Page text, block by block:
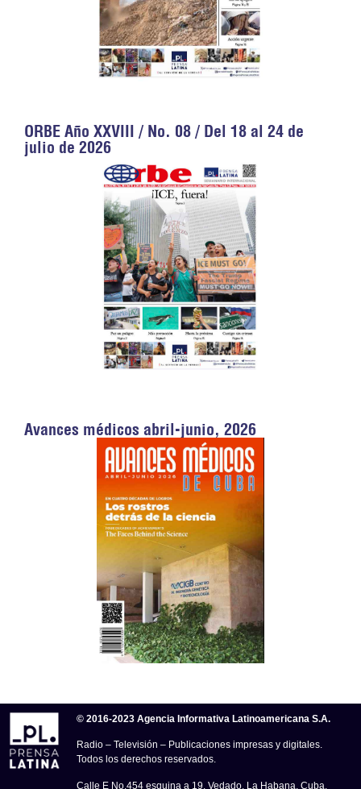
ORBE Año XXVIII / No. 08 / Del 18 al 24 de
julio de 2026
Avances médicos abril-junio, 2026
© 2016-2023 Agencia Informativa Latinoamericana S.A.
Radio – Televisión – Publicaciones impresas y digitales.
Todos los derechos reservados.
Calle E No.454 esquina a 19, Vedado, La Habana, Cuba.